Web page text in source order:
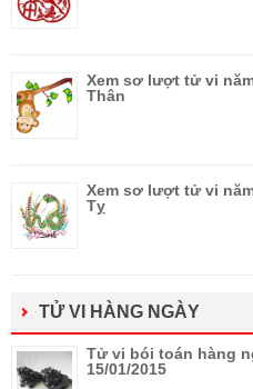
Xem sơ lượt tử vi
Thân
Xem sơ lượt tử vi
Tỵ
TỬ VI HÀNG NGÀY
Tử vi bói toán hàng
15/01/2015